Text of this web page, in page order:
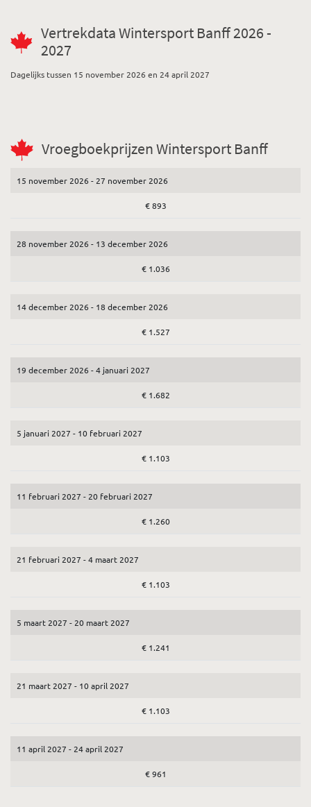
Vertrekdata Wintersport Banff 2026 -
2027
Dagelijks tussen 15 november 2026 en 24 april 2027
Vroegboekprijzen Wintersport Banff
15 november 2026 - 27 november 2026
€ 893
28 november 2026 - 13 december 2026
€ 1.036
14 december 2026 - 18 december 2026
€ 1.527
19 december 2026 - 4 januari 2027
€ 1.682
5 januari 2027 - 10 februari 2027
€ 1.103
11 februari 2027 - 20 februari 2027
€ 1.260
21 februari 2027 - 4 maart 2027
€ 1.103
5 maart 2027 - 20 maart 2027
€ 1.241
21 maart 2027 - 10 april 2027
€ 1.103
11 april 2027 - 24 april 2027
€ 961